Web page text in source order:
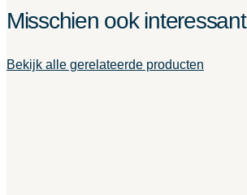
Misschien ook interessant
Bekijk alle gerelateerde producten